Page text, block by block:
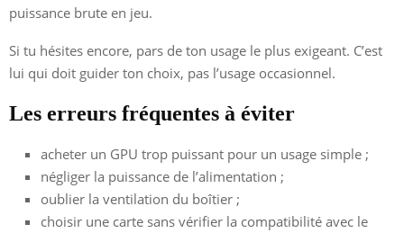
puissance brute en jeu.
Si tu hésites encore, pars de ton usage le plus exigeant. C’est
lui qui doit guider ton choix, pas l’usage occasionnel.
Les erreurs fréquentes à éviter
acheter un GPU trop puissant pour un usage simple ;
négliger la puissance de l’alimentation ;
oublier la ventilation du boîtier ;
choisir une carte sans vérifier la compatibilité avec le